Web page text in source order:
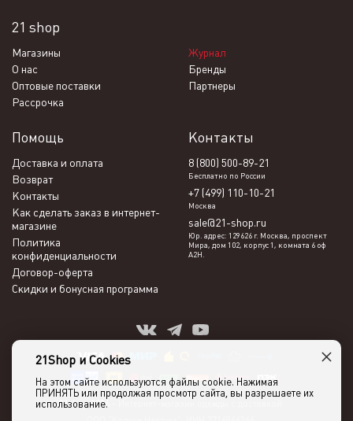
21 shop
Магазины
Журнал
О нас
Бренды
Оптовые поставки
Партнеры
Рассрочка
Помощь
Доставка и оплата
Возврат
Контакты
Как сделать заказ в интернет-
магазине
Политика
конфиденциальности
Договор-оферта
Скидки и бонусная программа
Контакты
8 (800) 500-89-21
Бесплатно по России
+7 (499) 110-10-21
Москва
sale@21-shop.ru
Юр. адрес: 129626 г. Москва, проспект
Мира, дом 102, корпус 1, комната 6 оф
А2Н.
21shop 2026 -
21Shop и Cookies
На этом сайте используются файлы cookie. Нажимая
ПРИНЯТЬ или продолжая просмотр сайта, вы разрешаете их
использование.
×